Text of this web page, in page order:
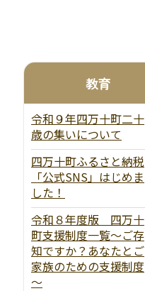
教育
令和９年四万十町二十
歳の集いについて
四万十町ふるさと納税
「公式SNS」はじめま
した！
令和８年度版 四万十
町支援制度一覧～ご存
知ですか？あなたとご
家族のための支援制度
～